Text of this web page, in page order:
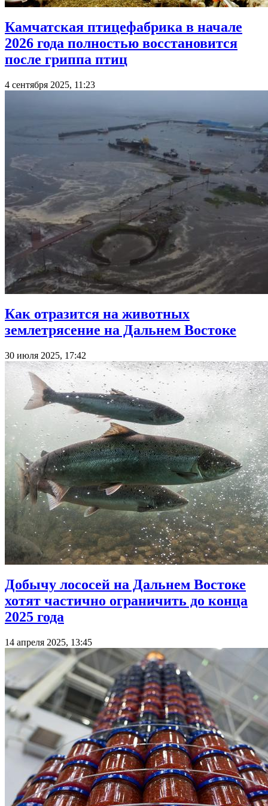
Камчатская птицефабрика в начале
2026 года полностью восстановится
после гриппа птиц
4 сентября 2025, 11:23
Как отразится на животных
землетрясение на Дальнем Востоке
30 июля 2025, 17:42
Добычу лососей на Дальнем Востоке
хотят частично ограничить до конца
2025 года
14 апреля 2025, 13:45